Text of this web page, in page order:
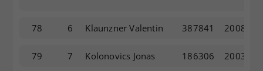
78 6 Klaunzner Valentin 387841 2008
79 7 Kolonovics Jonas 186306 2003